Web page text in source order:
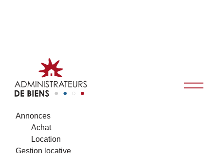
Annonces
Achat
Location
Gestion locative